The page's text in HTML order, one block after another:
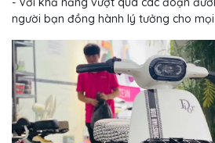
người bạn đồng hành lý tưởng cho mọi